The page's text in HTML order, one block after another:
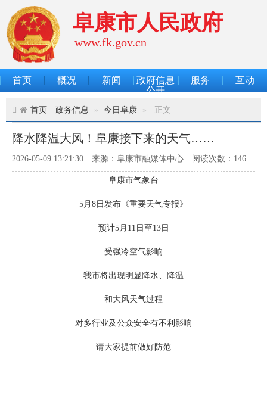
阜康市人民政府
www.fk.gov.cn
首页 概况 新闻
政府信息
公开
服务 互动
首页 政务信息 今日阜康 正文
降水降温大风！阜康接下来的天气……
2026-05-09 13:21:30 来源：阜康市融媒体中心 阅读次数： 146
阜康市气象台
5月8日发布《重要天气专报》
预计5月11日至13日
受强冷空气影响
我市将出现明显降水、降温
和大风天气过程
对多行业及公众安全有不利影响
请大家提前做好防范